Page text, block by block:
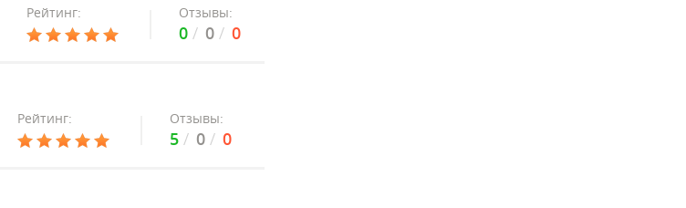
Рейтинг: Отзывы:
0 0 0
Рейтинг: Отзывы:
5 0 0